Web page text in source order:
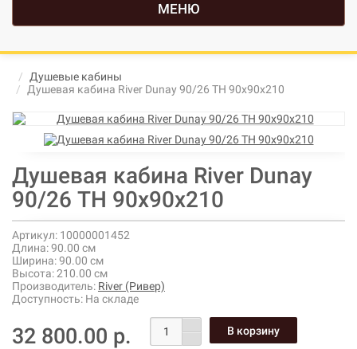
МЕНЮ
Душевые кабины
Душевая кабина River Dunay 90/26 ТН 90х90х210
Душевая кабина River Dunay
90/26 ТН 90х90х210
Артикул: 10000001452
Длина:90.00 см
Ширина:90.00 см
Высота:210.00 см
Производитель: River (Ривер)
Доступность: На складе
32 800.00 р.